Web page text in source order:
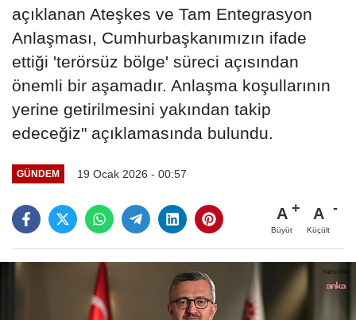
açıklanan Ateşkes ve Tam Entegrasyon
Anlaşması, Cumhurbaşkanımızın ifade
ettiği 'terörsüz bölge' süreci açısından
önemli bir aşamadır. Anlaşma koşullarının
yerine getirilmesini yakından takip
edeceğiz" açıklamasında bulundu.
GÜNDEM 19 Ocak 2026 - 00:57
A
Büyüt
A
Küçült